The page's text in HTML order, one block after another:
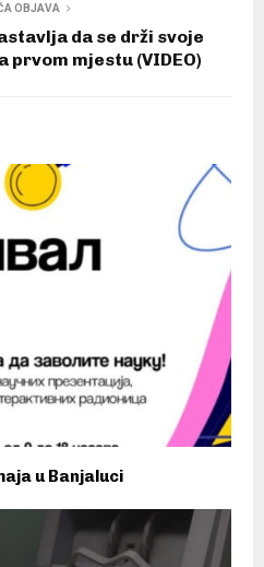
OBJAVA
da se drži svoje
prvom mjestu (VIDEO)
u Banjaluci